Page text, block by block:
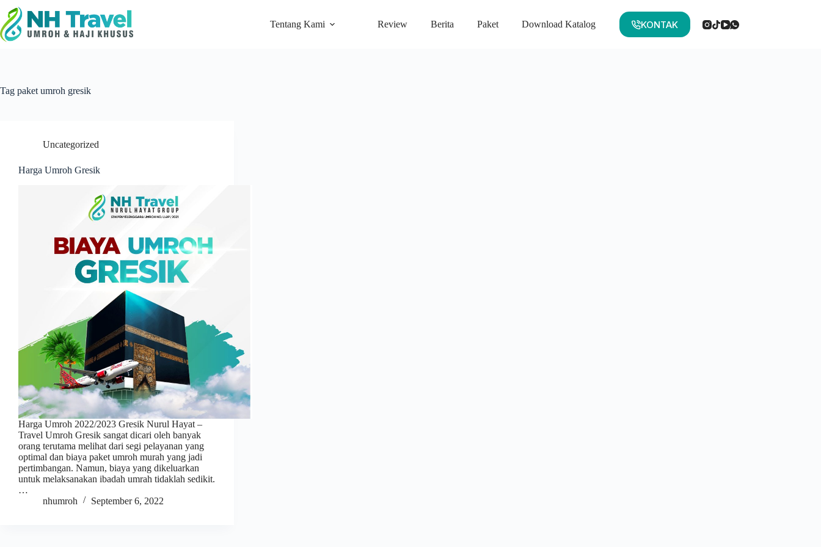
content
Tentang Kami Review Berita Paket Download Katalog KONTAK
Tag paket umroh gresik
Uncategorized
Harga Umroh Gresik
Harga Umroh 2022/2023 Gresik Nurul Hayat –
Travel Umroh Gresik sangat dicari oleh banyak
orang terutama melihat dari segi pelayanan yang
optimal dan biaya paket umroh murah yang jadi
pertimbangan. Namun, biaya yang dikeluarkan
untuk melaksanakan ibadah umrah tidaklah sedikit.
…
nhumroh
September 6, 2022